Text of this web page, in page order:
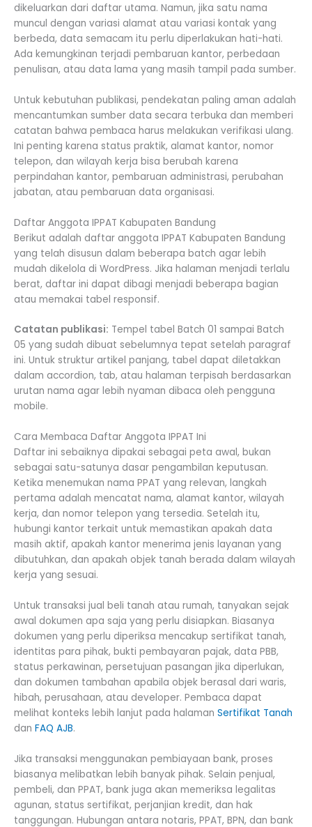
dikeluarkan dari daftar utama. Namun, jika satu nama
muncul dengan variasi alamat atau variasi kontak yang
berbeda, data semacam itu perlu diperlakukan hati-hati.
Ada kemungkinan terjadi pembaruan kantor, perbedaan
penulisan, atau data lama yang masih tampil pada sumber.
Untuk kebutuhan publikasi, pendekatan paling aman adalah
mencantumkan sumber data secara terbuka dan memberi
catatan bahwa pembaca harus melakukan verifikasi ulang.
Ini penting karena status praktik, alamat kantor, nomor
telepon, dan wilayah kerja bisa berubah karena
perpindahan kantor, pembaruan administrasi, perubahan
jabatan, atau pembaruan data organisasi.
Daftar Anggota IPPAT Kabupaten Bandung
Berikut adalah daftar anggota IPPAT Kabupaten Bandung
yang telah disusun dalam beberapa batch agar lebih
mudah dikelola di WordPress. Jika halaman menjadi terlalu
berat, daftar ini dapat dibagi menjadi beberapa bagian
atau memakai tabel responsif.
Catatan publikasi: Tempel tabel Batch 01 sampai Batch
05 yang sudah dibuat sebelumnya tepat setelah paragraf
ini. Untuk struktur artikel panjang, tabel dapat diletakkan
dalam accordion, tab, atau halaman terpisah berdasarkan
urutan nama agar lebih nyaman dibaca oleh pengguna
mobile.
Cara Membaca Daftar Anggota IPPAT Ini
Daftar ini sebaiknya dipakai sebagai peta awal, bukan
sebagai satu-satunya dasar pengambilan keputusan.
Ketika menemukan nama PPAT yang relevan, langkah
pertama adalah mencatat nama, alamat kantor, wilayah
kerja, dan nomor telepon yang tersedia. Setelah itu,
hubungi kantor terkait untuk memastikan apakah data
masih aktif, apakah kantor menerima jenis layanan yang
dibutuhkan, dan apakah objek tanah berada dalam wilayah
kerja yang sesuai.
Untuk transaksi jual beli tanah atau rumah, tanyakan sejak
awal dokumen apa saja yang perlu disiapkan. Biasanya
dokumen yang perlu diperiksa mencakup sertifikat tanah,
identitas para pihak, bukti pembayaran pajak, data PBB,
status perkawinan, persetujuan pasangan jika diperlukan,
dan dokumen tambahan apabila objek berasal dari waris,
hibah, perusahaan, atau developer. Pembaca dapat
melihat konteks lebih lanjut pada halaman Sertifikat Tanah
dan FAQ AJB.
Jika transaksi menggunakan pembiayaan bank, proses
biasanya melibatkan lebih banyak pihak. Selain penjual,
pembeli, dan PPAT, bank juga akan memeriksa legalitas
agunan, status sertifikat, perjanjian kredit, dan hak
tanggungan. Hubungan antara notaris, PPAT, BPN, dan bank